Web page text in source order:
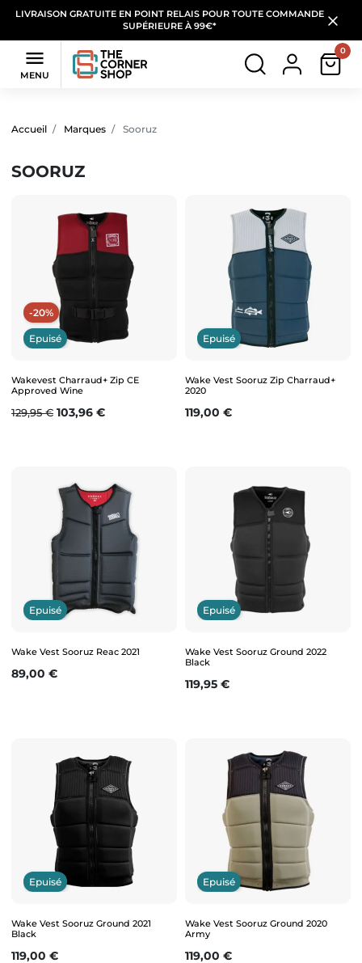
LIVRAISON GRATUITE EN POINT RELAIS POUR TOUTE COMMANDE
SUPÉRIEURE À 99€*

MENU
0
Accueil Marques Sooruz
SOORUZ
-20%
Epuisé
Wakevest Charraud+ Zip CE
Approved Wine
Prix de base
129,95 € Prix
103,96 €
Epuisé
Wake Vest Sooruz Zip Charraud+
2020
Prix
119,00 €
Epuisé
Wake Vest Sooruz Reac 2021
Prix
89,00 €
Epuisé
Wake Vest Sooruz Ground 2022
Black
Prix
119,95 €
Epuisé
Wake Vest Sooruz Ground 2021
Black
Prix
119,00 €
Epuisé
Wake Vest Sooruz Ground 2020
Army
Prix
119,00 €